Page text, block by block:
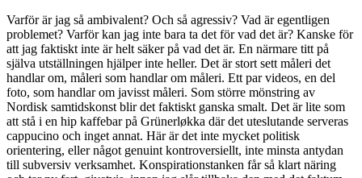
Varför är jag så ambivalent? Och så agressiv? Vad är egentligen
problemet? Varför kan jag inte bara ta det för vad det är? Kanske för
att jag faktiskt inte är helt säker på vad det är. En närmare titt på
själva utställningen hjälper inte heller. Det är stort sett måleri det
handlar om, måleri som handlar om måleri. Ett par videos, en del
foto, som handlar om javisst måleri. Som större mönstring av
Nordisk samtidskonst blir det faktiskt ganska smalt. Det är lite som
att stå i en hip kaffebar på Grünerløkka där det uteslutande serveras
cappucino och inget annat. Här är det inte mycket politisk
orientering, eller något genuint kontroversiellt, inte minsta antydan
till subversiv verksamhet. Konspirationstanken får så klart näring